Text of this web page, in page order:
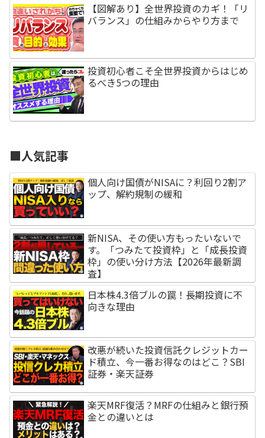
【図解あり】全世界投資のカギ！「リ
バランス」の仕組みからやり方まで
投資初心者こそ全世界投資からはじめ
るべき5つの理由
■人気記事
個人向け国債がNISAに？利回り2割ア
ップ、解約規制の緩和
新NISA、その使い方もったいないで
す。「つみたて投資枠」と「成長投資
枠」の使い分け方法【2026年最新調
査】
日本株4.3倍ブルの罠！長期投資に不
向きな理由
改悪が続いた投資信託クレジットカー
ド積立、今一番お得なのはどこ？SBI
証券・楽天証券
楽天MRF復活？MRFの仕組みと銀行預
金との違いとは